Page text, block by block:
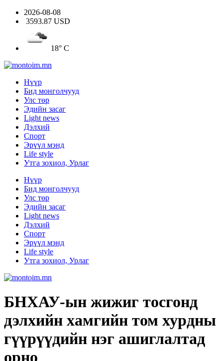
2026-08-08
3593.87 USD
18° C
Нүүр
Бид монголчууд
Улс төр
Эдийн засаг
Light news
Дэлхий
Спорт
Эрүүл мэнд
Life style
Утга зохиол, Урлаг
Нүүр
Бид монголчууд
Улс төр
Эдийн засаг
Light news
Дэлхий
Спорт
Эрүүл мэнд
Life style
Утга зохиол, Урлаг
БНХАУ-ын жижиг тосгонд
дэлхийн хамгийн том хурдны
гүүрүүдийн нэг ашиглалтад
орно